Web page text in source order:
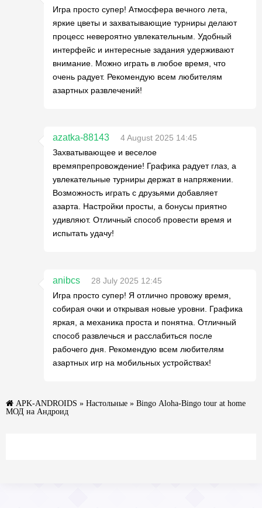
Игра просто супер! Атмосфера вечного лета,
яркие цветы и захватывающие турниры делают
процесс невероятно увлекательным. Удобный
интерфейс и интересные задания удерживают
внимание. Можно играть в любое время, что
очень радует. Рекомендую всем любителям
азартных развлечений!
azatka-88143
4 August 2025 14:45
Захватывающее и веселое
времяпрепровождение! Графика радует глаз, а
увлекательные турниры держат в напряжении.
Возможность играть с друзьями добавляет
азарта. Настройки просты, а бонусы приятно
удивляют. Отличный способ провести время и
испытать удачу!
anibcs
28 July 2025 12:45
Игра просто супер! Я отлично провожу время,
собирая очки и открывая новые уровни. Графика
яркая, а механика проста и понятна. Отличный
способ развлечься и расслабиться после
рабочего дня. Рекомендую всем любителям
азартных игр на мобильных устройствах!
APK-ANDROIDS » Настольные » Bingo Aloha-Bingo tour at home
МОД на Андроид